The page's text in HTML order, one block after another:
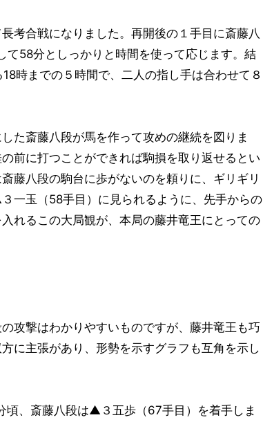
考合戦になりました。再開後の１手目に斎藤八
58分としっかりと時間を使って応じます。結
時までの５時間で、二人の指し手は合わせて８
た斎藤八段が馬を作って攻めの継続を図りま
前に打つことができれば駒損を取り返せるとい
藤八段の駒台に歩がないのを頼りに、ギリギリ
一玉（58手目）に見られるように、先手からの
れるこの大局観が、本局の藤井竜王にとっての
攻撃はわかりやすいものですが、藤井竜王も巧
に主張があり、形勢を示すグラフも互角を示し
、斎藤八段は▲３五歩（67手目）を着手しま